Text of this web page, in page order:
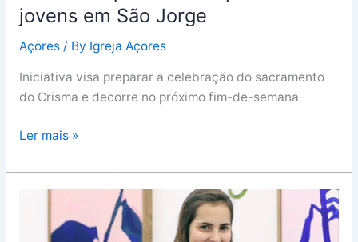
jovens em São Jorge
Açores/ By Igreja Açores
Iniciativa visa preparar a celebração do sacramento
do Crisma e decorre no próximo fim-de-semana
Ler mais »
procura